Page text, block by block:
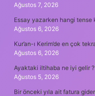
Ağustos 7, 2026
Essay yazarken hangi tense
Ağustos 6, 2026
Kur’an-ı Kerim’de en çok
Ağustos 6, 2026
Ayaktaki iltihaba ne iyi gelir ?
Ağustos 5, 2026
Bir önceki yıla ait fatura gider